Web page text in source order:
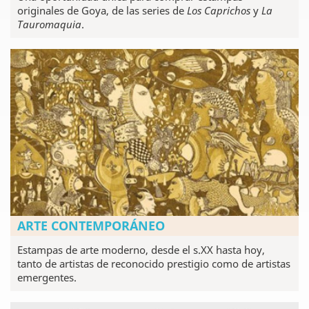
originales de Goya, de las series de Los Caprichos y La
Tauromaquia.
ARTE CONTEMPORÁNEO
Estampas de arte moderno, desde el s.XX hasta hoy,
tanto de artistas de reconocido prestigio como de artistas
emergentes.